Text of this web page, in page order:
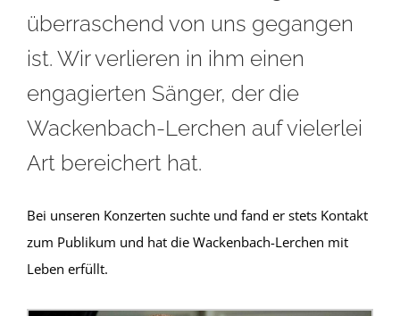
überraschend von uns gegangen
ist. Wir verlieren in ihm einen
engagierten Sänger, der die
Wackenbach-Lerchen auf vielerlei
Art bereichert hat.
Bei unseren Konzerten suchte und fand er stets Kontakt
zum Publikum und hat die Wackenbach-Lerchen mit
Leben erfüllt.